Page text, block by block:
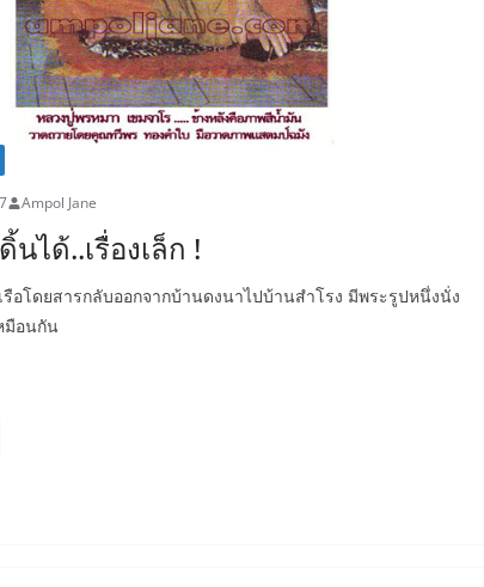
Ampol Jane
ได้..เรื่องเล็ก !
รือโดยสารกลับออกจากบ้านดงนาไปบ้านสำโรง มีพระรูปหนึ่งนั่ง
มือนกัน